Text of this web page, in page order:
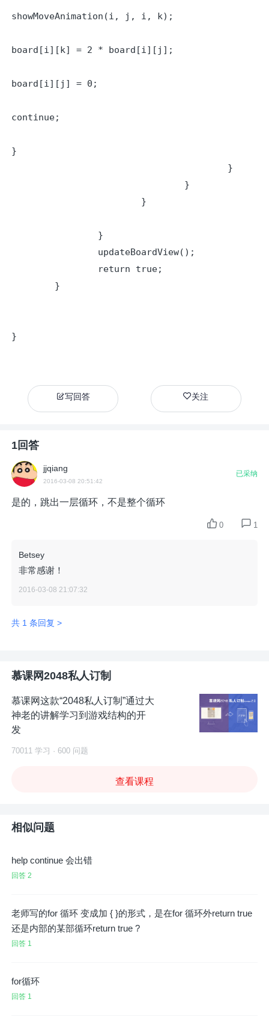
showMoveAnimation(i, j, i, k);
board[i][k] = 2 * board[i][j];
board[i][j] = 0;
continue;
}
}
写回答 关注
1回答
jjqiang
2016-03-08 20:51:42
已采纳
是的，跳出一层循环，不是整个循环
1
0
Betsey
非常感谢！
2016-03-08 21:07:32
共 1 条回复 >
慕课网2048私人订制
慕课网这款“2048私人订制”通过大
神老的讲解学习到游戏结构的开
发
70011 学习 · 600 问题
查看课程
相似问题
help continue 会出错
回答 2
老师写的for 循环 变成加 { }的形式，是在for 循环外return true
还是内部的某部循环return true ?
回答 1
for循环
回答 1